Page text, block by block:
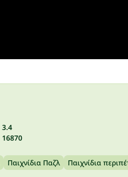
3.4
16870
Παιχνίδια Παζλ Παιχνίδια